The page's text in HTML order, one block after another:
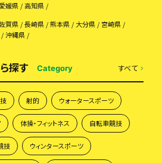
愛媛県
高知県
賀県 長崎県 熊本県 大分県
宮崎県
沖縄県
探す Category すべて
射的 ウォータースポーツ
体操・フィットネス 自転車競技
技 ウィンタースポーツ